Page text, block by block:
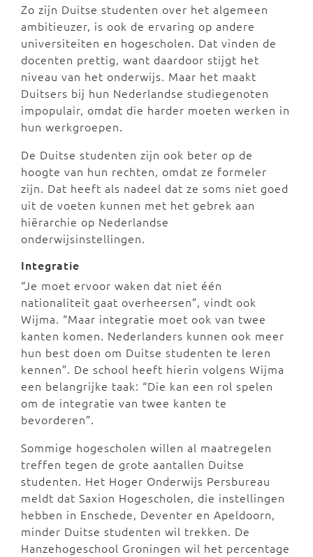
Zo zijn Duitse studenten over het algemeen
ambitieuzer, is ook de ervaring op andere
universiteiten en hogescholen. Dat vinden de
docenten prettig, want daardoor stijgt het
niveau van het onderwijs. Maar het maakt
Duitsers bij hun Nederlandse studiegenoten
impopulair, omdat die harder moeten werken in
hun werkgroepen.
De Duitse studenten zijn ook beter op de
hoogte van hun rechten, omdat ze formeler
zijn. Dat heeft als nadeel dat ze soms niet goed
uit de voeten kunnen met het gebrek aan
hiërarchie op Nederlandse
onderwijsinstellingen.
Integratie
“Je moet ervoor waken dat niet één
nationaliteit gaat overheersen”, vindt ook
Wijma. “Maar integratie moet ook van twee
kanten komen. Nederlanders kunnen ook meer
hun best doen om Duitse studenten te leren
kennen”. De school heeft hierin volgens Wijma
een belangrijke taak: “Die kan een rol spelen
om de integratie van twee kanten te
bevorderen”.
Sommige hogescholen willen al maatregelen
treffen tegen de grote aantallen Duitse
studenten. Het Hoger Onderwijs Persbureau
meldt dat Saxion Hogescholen, die instellingen
hebben in Enschede, Deventer en Apeldoorn,
minder Duitse studenten wil trekken. De
Hanzehogeschool Groningen wil het percentage